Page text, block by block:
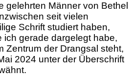
gelehrten Männer von Bethel
seit vielen
Schrift studiert haben,
ich gerade dargelegt habe,
Zentrum der Drangsal steht,
2024 unter der Überschrift